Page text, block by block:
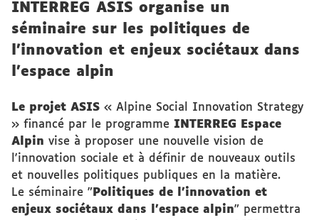
INTERREG ASIS organise un
séminaire sur les politiques de
l’innovation et enjeux sociétaux dans
l'espace alpin
Le projet ASIS « Alpine Social Innovation Strategy
» financé par le programme INTERREG Espace
Alpin vise à proposer une nouvelle vision de
l'innovation sociale et à définir de nouveaux outils
et nouvelles politiques publiques en la matière.
Le séminaire " Politiques de l’innovation et
enjeux sociétaux dans l'espace alpin" permettra